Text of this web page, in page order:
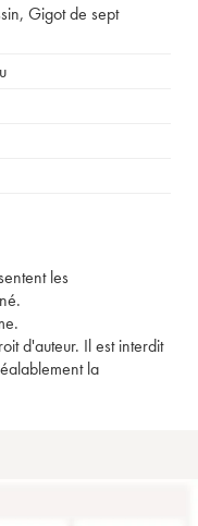
, Gigot de sept
les
d'auteur. Il est interdit
la